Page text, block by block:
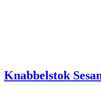
Knabbelstok